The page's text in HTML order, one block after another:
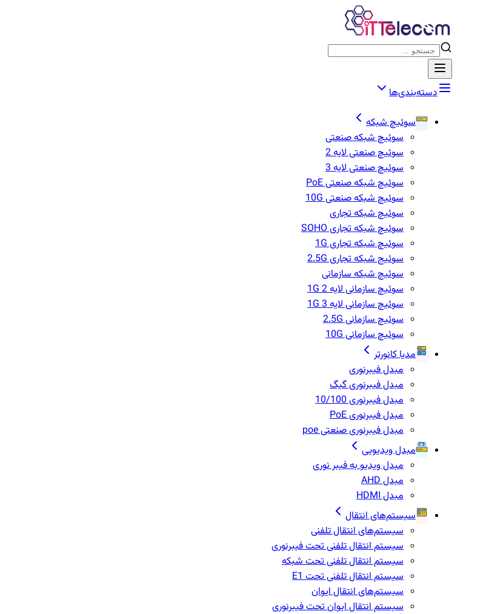
دسته‌بندی‌ها
سوئیچ شبکه
سوئیچ شبکه صنعتی
سوئیچ صنعتی لایه 2
سوئیچ صنعتی لایه 3
سوئیچ شبکه صنعتی PoE
سوئیچ شبکه صنعتی 10G
سوئیچ شبکه تجاری
سوئیچ شبکه تجاری SOHO
سوئیچ شبکه تجاری 1G
سوئیج شبکه تجاری 2.5G
سوئیچ شبکه سازمانی
سوئیچ سازمانی لایه 2 1G
سوئیچ سازمانی لایه 3 1G
سوئیچ سازمانی 2.5G
سوئیچ سازمانی 10G
مدیا کانورتر
مبدل فیبرنوری
مبدل فیبرنوری گیگ
مبدل فیبرنوری 10/100
مبدل فیبرنوری PoE
مبدل فیبرنوری صنعتی poe
مبدل ویدیویی
مبدل ویدیو به فیبر نوری
مبدل AHD
مبدل HDMI
سیستم‌های انتقال
سیستم‌های انتقال تلفنی
سیستم انتقال تلفنی تحت فیبرنوری
سیستم انتقال تلفنی تحت شبکه
سیستم انتقال تلفنی تحت E1
سیستم‌های انتقال ایوان
سیستم انتقال ایوان تحت فیبرنوری